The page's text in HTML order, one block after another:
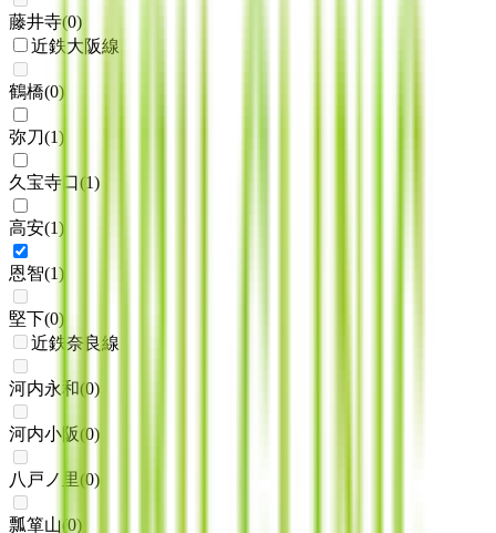
藤井寺(0)
近鉄大阪線
鶴橋(0)
弥刀(1)
久宝寺口(1)
高安(1)
恩智(1)
堅下(0)
近鉄奈良線
河内永和(0)
河内小阪(0)
八戸ノ里(0)
瓢箪山(0)